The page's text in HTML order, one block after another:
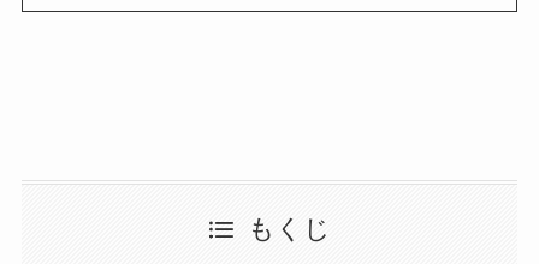
もくじ